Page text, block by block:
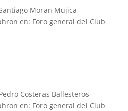
Moran Mujica
en: Foro general del Club
Costeras Ballesteros
en: Foro general del Club